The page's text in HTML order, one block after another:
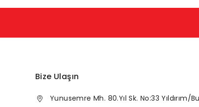
Bize Ulaşın
Yunusemre Mh. 80.Yıl Sk. No:33 Yıldırım/